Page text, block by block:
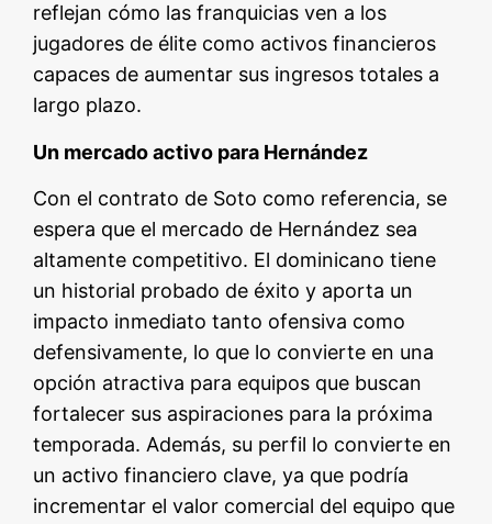
reflejan cómo las franquicias ven a los
jugadores de élite como activos financieros
capaces de aumentar sus ingresos totales a
largo plazo.
Un mercado activo para Hernández
Con el contrato de Soto como referencia, se
espera que el mercado de Hernández sea
altamente competitivo. El dominicano tiene
un historial probado de éxito y aporta un
impacto inmediato tanto ofensiva como
defensivamente, lo que lo convierte en una
opción atractiva para equipos que buscan
fortalecer sus aspiraciones para la próxima
temporada. Además, su perfil lo convierte en
un activo financiero clave, ya que podría
incrementar el valor comercial del equipo que